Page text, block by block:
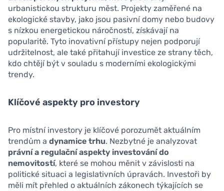
urbanistickou strukturu měst. Projekty zaměřené na
ekologické stavby, jako jsou pasivní domy nebo budovy
s nízkou energetickou náročností, získávají na
popularitě. Tyto inovativní přístupy nejen podporují
udržitelnost, ale také přitahují investice ze strany těch,
kdo chtějí být v souladu s moderními ekologickými
trendy.
Klíčové aspekty pro investory
Pro místní investory je klíčové porozumět aktuálním
trendům a dynamice trhu. Nezbytné je analyzovat
právní a regulační aspekty investování do
nemovitostí, které se mohou měnit v závislosti na
politické situaci a legislativních úpravách. Investoři by
měli mít přehled o aktuálních zákonech týkajících se